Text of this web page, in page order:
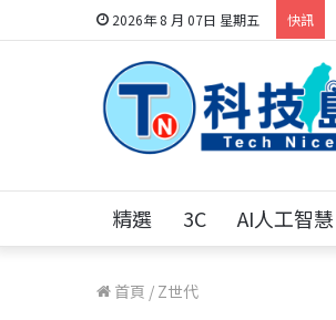
2026年 8 月 07日 星期五 快訊
精選 3C AI人工智慧
首頁 / Z世代